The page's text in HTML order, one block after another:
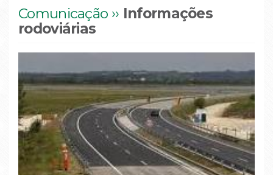
Comunicação ›› Informações
rodoviárias